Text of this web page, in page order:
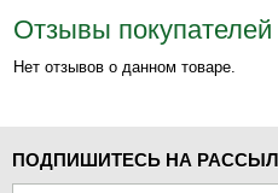
Отзывы покупателей
Нет отзывов о данном товаре.
ПОДПИШИТЕСЬ НА